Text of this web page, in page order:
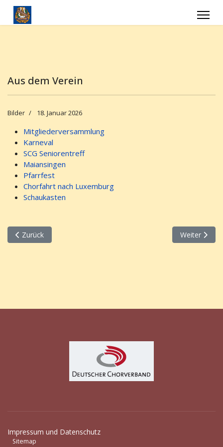
Aus dem Verein
Bilder 18. Januar 2026
Mitgliederversammlung
Karneval
SCG Seniorentreff
Maiansingen
Pfarrfest
Chorfahrt nach Luxemburg
Schaukasten
Vorheriger Beitrag: 2026 Schaukasten
Zurück Nächster
Weiter
Impressum und Datenschutz
Sitemap